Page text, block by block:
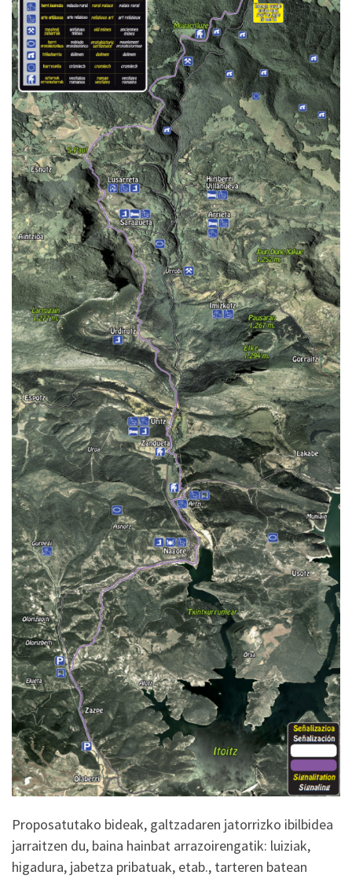
Proposatutako bideak, galtzadaren jatorrizko ibilbidea
jarraitzen du, baina hainbat arrazoirengatik: luiziak,
higadura, jabetza pribatuak, etab., tarteren batean